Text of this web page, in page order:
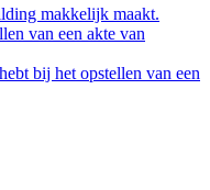
makkelijk maakt.
van een akte van
bij het opstellen van een